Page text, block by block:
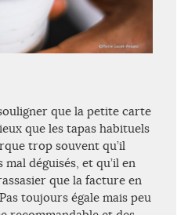
que la petite carte
que les tapas habituels
trop souvent qu’il
déguisés, et qu’il en
que la facture en
toujours égale mais peu